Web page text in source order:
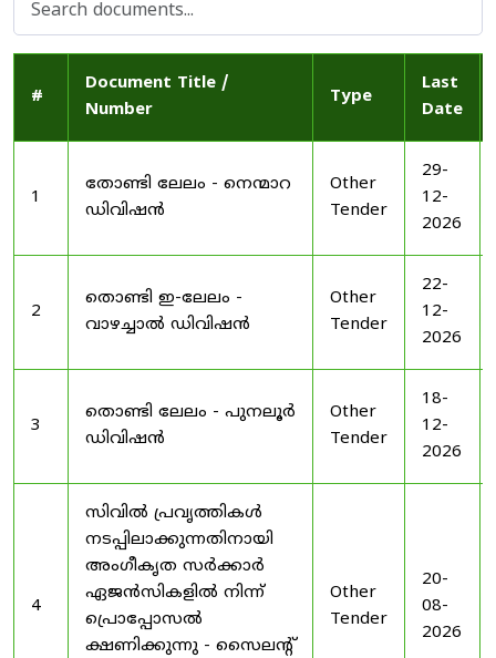
#
Document Title /
Number
Type
Last
Date
1
തോണ്ടി ലേലം - നെന്മാറ
ഡിവിഷൻ
Other
Tender
29-
12-
2026
2
തൊണ്ടി ഇ-ലേലം -
വാഴച്ചാൽ ഡിവിഷൻ
Other
Tender
22-
12-
2026
3
തൊണ്ടി ലേലം - പുനലൂർ
ഡിവിഷൻ
Other
Tender
18-
12-
2026
4
സിവിൽ പ്രവൃത്തികൾ
നടപ്പിലാക്കുന്നതിനായി
അംഗീകൃത സർക്കാർ
ഏജൻസികളിൽ നിന്ന്
പ്രൊപ്പോസൽ
ക്ഷണിക്കുന്നു - സൈലന്റ്
Other
Tender
20-
08-
2026